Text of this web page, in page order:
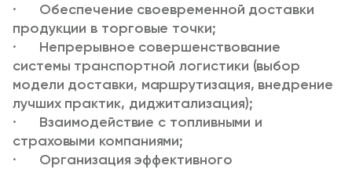
· Обеспечение своевременной доставки
продукции в торговые точки;
· Непрерывное совершенствование
системы транспортной логистики (выбор
модели доставки, маршрутизация, внедрение
лучших практик, диджитализация);
· Взаимодействие с топливными и
страховыми компаниями;
· Организация эффективного